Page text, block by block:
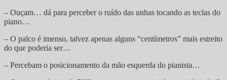
– Ouçam… dá para perceber o ruído das unhas tocando as teclas do
piano…
– O palco é imenso, talvez apenas alguns “centímetros” mais estreito
do que poderia ser…
– Percebam o posicionamento da mão esquerda do pianista…